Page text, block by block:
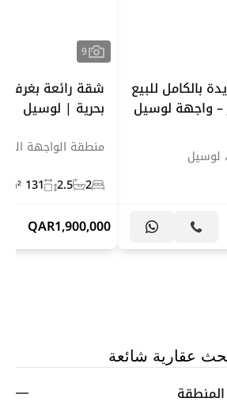
بالكامل للبيع
واجهة لوسيل
لوسيل
9
شقة رائعة
بحرية | لوسيل
منطقة الواجهة
2
2.5
131 m²
1,900,000
QAR
عقارية شائعة